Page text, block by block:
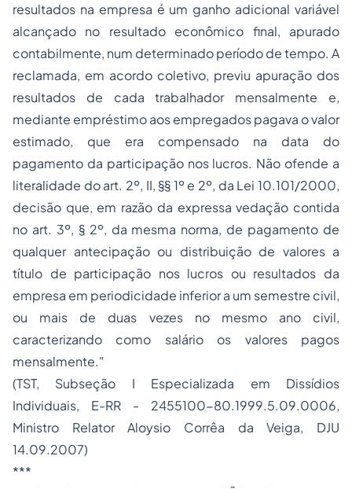
resultados na empresa é um ganho adicional variável
alcançado no resultado econômico final, apurado
contabilmente, num determinado período de tempo. A
reclamada, em acordo coletivo, previu apuração dos
resultados de cada trabalhador mensalmente e,
mediante empréstimoaos empregados pagava o valor
estimado, que era compensado na data do
pagamento da participação nos lucros. Não ofende a
literalidade do art. 2º, II, §§ 1º e 2º, da Lei 10.101/2000,
decisão que, em razão da expressa vedação contida
no art. 3º, § 2º, da mesma norma, de pagamento de
qualquer antecipação ou distribuição de valores a
título de participação nos lucros ou resultados da
empresa em periodicidade inferior a um semestre civil,
ou mais de duas vezes no mesmo ano civil,
caracterizando como salário os valores pagos
mensalmente."
(TST, Subseção I Especializada em Dissídios
Individuais, E-RR - 2455100-80.1999.5.09.0006,
Ministro Relator Aloysio Corrêa da Veiga, DJU
14.09.2007)
***